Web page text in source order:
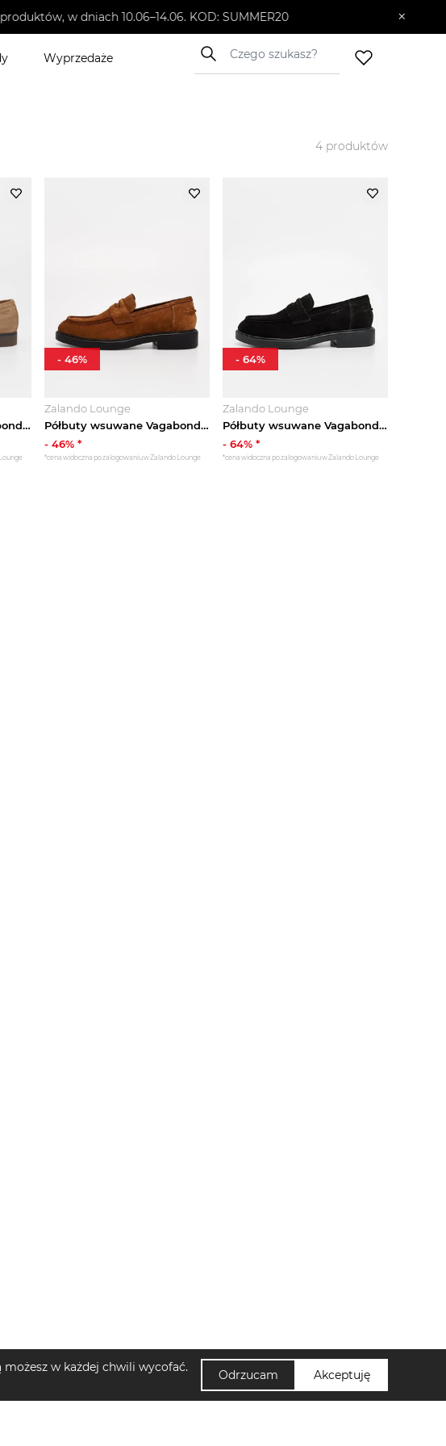
w dniach 10.06–14.06. KOD: SUMMER20 ×
Wyprzedaże
4 produktów
Półbuty wsuwane Vagabond brązowy
Zalando Lounge
Półbuty wsuwane Vagabond koniakowy
- 46% *
*cena widoczna po zalogowaniu w Zalando Lounge
- 46%
Zalando Lounge
Półbuty wsuwane Vagabond czarny
- 64% *
*cena widoczna po zalogowaniu w Zalando Lounge
- 64%
w każdej chwili wycofać.
Odrzucam Akceptuję